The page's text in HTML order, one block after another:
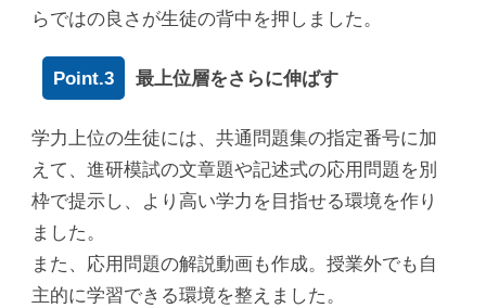
らではの良さが生徒の背中を押しました。
Point.3 最上位層をさらに伸ばす
学力上位の生徒には、共通問題集の指定番号に加
えて、進研模試の文章題や記述式の応用問題を別
枠で提示し、より高い学力を目指せる環境を作り
ました。
また、応用問題の解説動画も作成。授業外でも自
主的に学習できる環境を整えました。